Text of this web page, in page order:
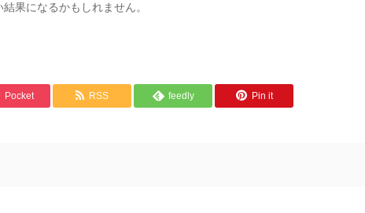
果になるかもしれません。
Pocket RSS feedly Pin it